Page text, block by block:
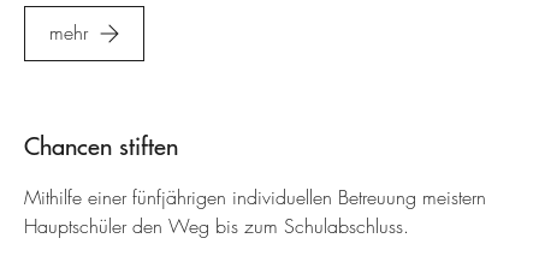
mehr
Chancen stiften
Mithilfe einer fünfjährigen individuellen Betreuung meistern
Hauptschüler den Weg bis zum Schulabschluss.